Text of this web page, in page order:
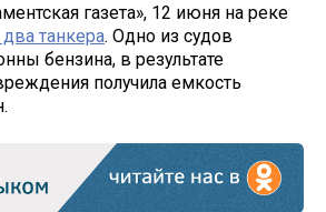
газета», 12 июня на реке
два танкера. Одно из судов
бензина, в результате
получила емкость